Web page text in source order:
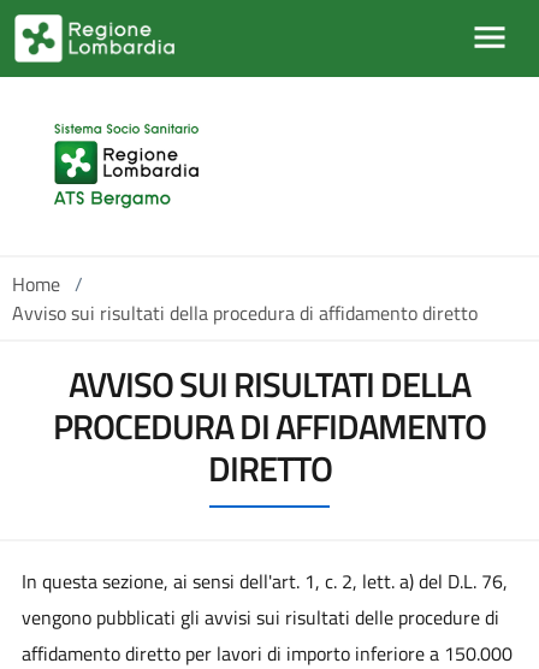
Salta al contenuto principale
Home /
Avviso sui risultati della procedura di affidamento diretto
AVVISO SUI RISULTATI DELLA
PROCEDURA DI AFFIDAMENTO
DIRETTO
In questa sezione, ai sensi dell'art. 1, c. 2, lett. a) del D.L. 76,
vengono pubblicati gli avvisi sui risultati delle procedure di
affidamento diretto per lavori di importo inferiore a 150.000